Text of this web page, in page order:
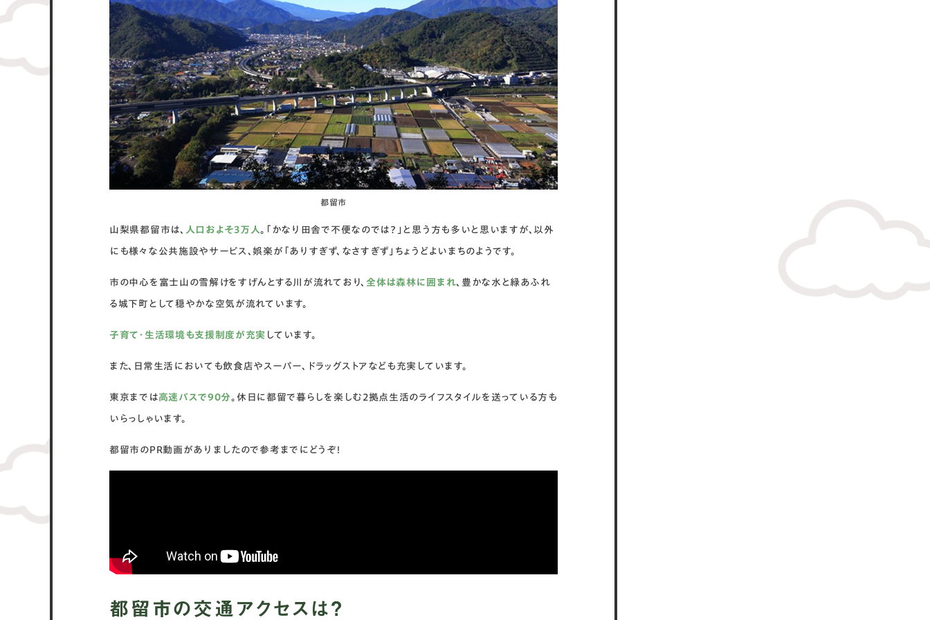
都留市
山梨県都留市は、 人口およそ3万人 。「かなり田舎で不便なのでは？」と思う方も多いと思いますが、以外
にも様々な公共施設やサービス、娯楽が「ありすぎず、なさすぎず」ちょうどよいまちのようです。
市の中心を富士山の雪解けをすげんとする川が流れており、 全体は森林に囲まれ、豊かな水と緑あふれ
る城下町として穏やかな空気が流れています。
子育て・生活環境も支援制度が充実 しています。
また、日常生活においても飲食店やスーパー、ドラッグストアなども充実しています。
東京までは高速バスで90分 。休日に都留で暮らしを楽しむ2拠点生活のライフスタイルを送っている方も
いらっしゃいます。
都留市のPR動画がありましたので参考までにどうぞ！
都留市の交通アクセスは？